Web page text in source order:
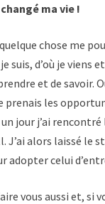
ma vie !
chose me
suis, d’où je viens
et de savoir.
prenais les
jour j’ai rencontré
J’ai alors laissé le
adopter celui
vous aussi et, si